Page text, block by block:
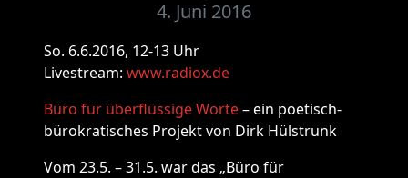
4. Juni 2016
So. 6.6.2016, 12-13 Uhr
Livestream: www.radiox.de
Büro für überflüssige Worte– ein poetisch-
bürokratisches Projekt von Dirk Hülstrunk
Vom 23.5. – 31.5. war das „Büro für